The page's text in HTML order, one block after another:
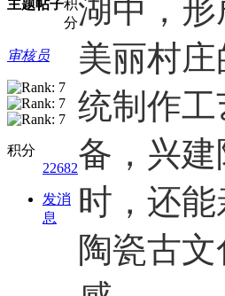
主题帖子积
分
审核员
积分
22682
发消
息
湖中，
美丽村
统制作
备，兴
时，还
陶瓷古